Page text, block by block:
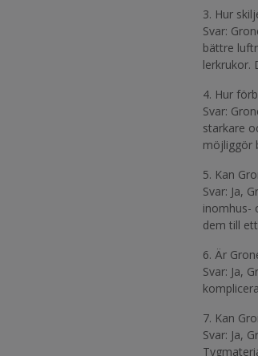
3. Hur
Svar:
bättre
lerkrukor.
4. Hur
Svar:
starkare
möjliggör
5. Kan
Svar: Ja,
inomhus-
dem till
6. Är
Svar: Ja,
7. Kan
Svar: Ja,